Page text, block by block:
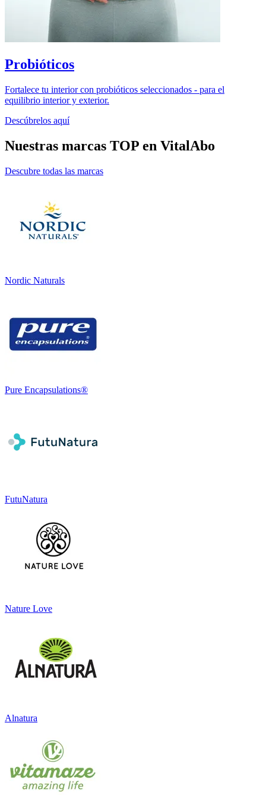
Probióticos
Fortalece tu interior con probióticos seleccionados - para el
equilibrio interior y exterior.
Descúbrelos aquí
Nuestras marcas TOP en VitalAbo
Descubre todas las marcas
Nordic Naturals
Pure Encapsulations®
FutuNatura
Nature Love
Alnatura